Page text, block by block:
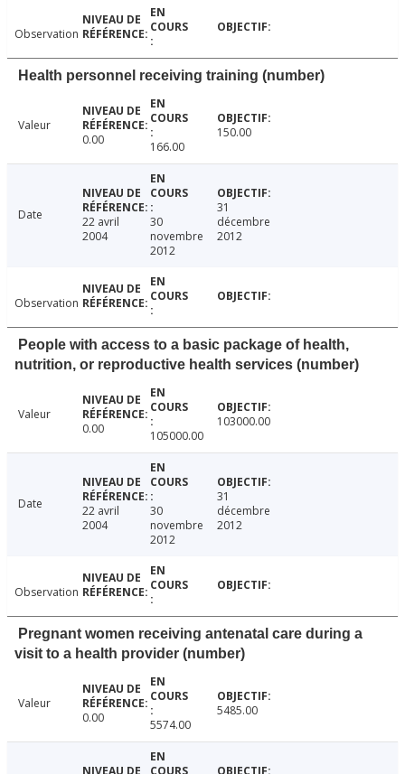
Observation
Health personnel receiving training (number)
Valeur
0.00
166.00
150.00
Date
22 avril
2004
30
novembre
2012
31
décembre
2012
Observation
People with access to a basic package of health,
nutrition, or reproductive health services (number)
Valeur
0.00
105000.00
103000.00
Date
22 avril
2004
30
novembre
2012
31
décembre
2012
Observation
Pregnant women receiving antenatal care during a
visit to a health provider (number)
Valeur
0.00
5574.00
5485.00